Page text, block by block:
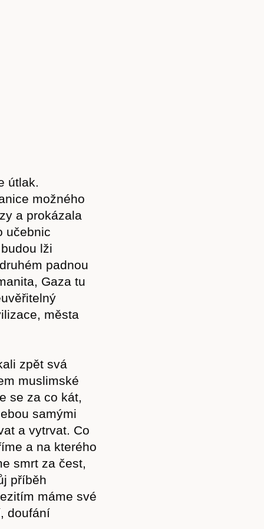
útlak.
možného
a prokázala
učebnic
lži
padnou
Gaza tu
města
zpět svá
muslimské
se za co kát,
samými
a vytrvat. Co
a na kterého
smrt za čest,
příběh
máme své
doufání